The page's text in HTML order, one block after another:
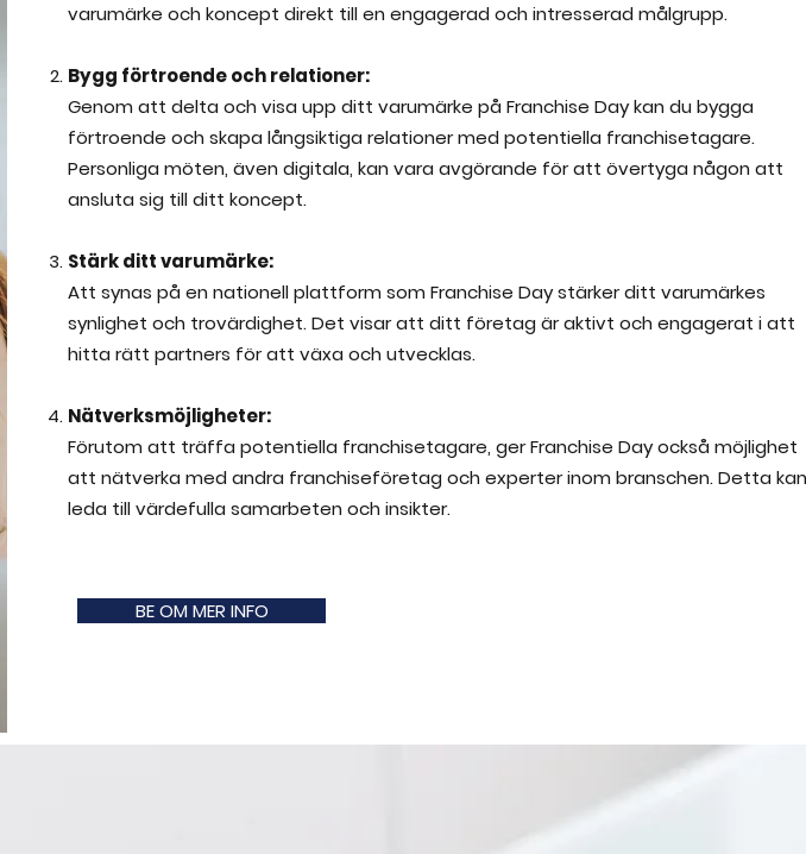
varumärke och koncept direkt till en engagerad och intresserad målgrupp.
Bygg förtroende och relationer:
Genom att delta och visa upp ditt varumärke på Franchise Day kan du bygga
förtroende och skapa långsiktiga relationer med potentiella franchisetagare.
Personliga möten, även digitala, kan vara avgörande för att övertyga någon att
ansluta sig till ditt koncept.
Stärk ditt varumärke:
Att synas på en nationell plattform som Franchise Day stärker ditt varumärkes
synlighet och trovärdighet. Det visar att ditt företag är aktivt och engagerat i att
hitta rätt partners för att växa och utvecklas.
Nätverksmöjligheter:
Förutom att träffa potentiella franchisetagare, ger Franchise Day också möjlighet
att nätverka med andra franchiseföretag och experter inom branschen. Detta kan
leda till värdefulla samarbeten och insikter.
BE OM MER INFO